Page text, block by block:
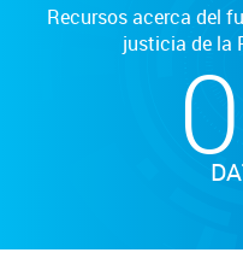
Recursos acerca del
justicia de la